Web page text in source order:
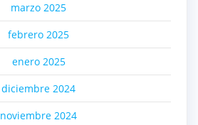
marzo 2025
febrero 2025
enero 2025
diciembre 2024
noviembre 2024